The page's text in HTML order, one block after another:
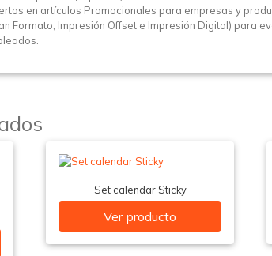
en artículos Promocionales para empresas y
Formato, Impresión Offset e Impresión Digital) para
Set calendar Sticky
Ver producto